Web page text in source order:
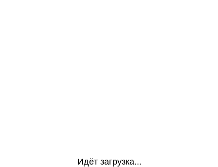
Идёт загрузка...